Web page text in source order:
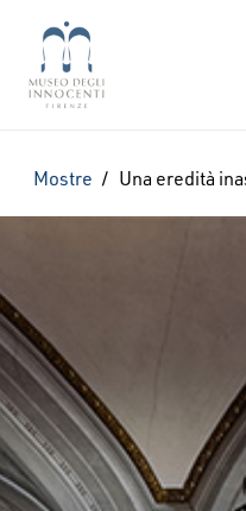
Mostre / Una eredità